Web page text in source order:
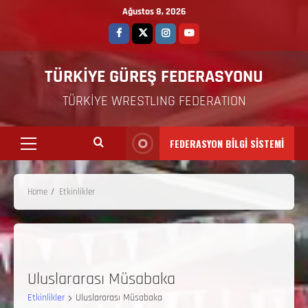
Ağustos 8, 2026
TÜRKİYE GÜREŞ FEDERASYONU
TÜRKİYE WRESTLING FEDERATION
FEDERASYON BİLGİ SİSTEMİ
Home Etkinlikler
Uluslararası Müsabaka
Etkinlikler Uluslararası Müsabaka